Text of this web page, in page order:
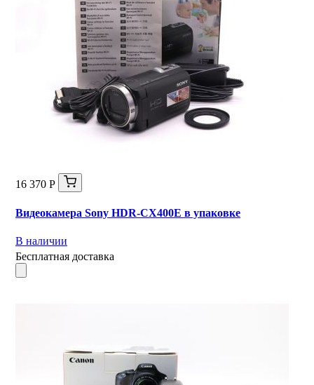
16 370 Р
Видеокамера Sony HDR-CX400E в упаковке
В наличии
Бесплатная доставка